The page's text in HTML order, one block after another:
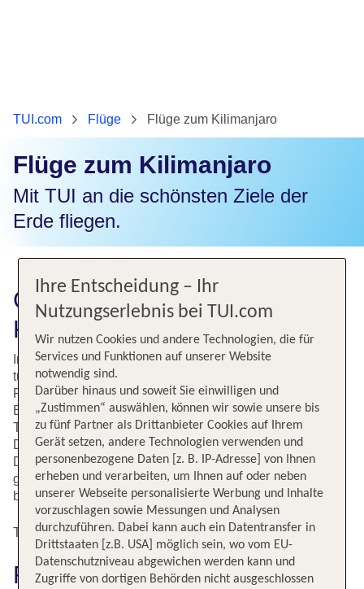
TUI.com Flüge Flüge zum Kilimanjaro
Flüge zum Kilimanjaro
Mit TUI an die schönsten Ziele der
Erde fliegen.
Günstige Flüge zum
Kilimanjaro
Im Osten von Tansania liegt das Kilimanjaro-Massiv. Auf
tui.com findest Du Flüge von von zehn deutschen
Flughäfen für Ihren Traumurlaub am Kilimanjaro.
Besonders günstig fliegst Du aktuell ab Frankfurt. Unser
Tipp: mit dem Zug-zum-Flug Ticket reist Du aus ganz
Deutschland günstig zu Ihrem Abflughafen an. Und wenn
Du vor Ort einen Mietwagen benötigst, sichere Dir doch
gleich einen bei der Flugbuchung. Was diese Region so
besonders macht, erfahrst Du in unserem Kurzporträt.
Top Flugangebote nach Kilimanjaro
Flug nach Kilimanjaro einfach
Ihre Entscheidung – Ihr
Nutzungserlebnis bei TUI.com
Wir nutzen Cookies und andere Technologien, die für
Services und Funktionen auf unserer Website
notwendig sind.
Darüber hinaus und soweit Sie einwilligen und
„Zustimmen“ auswählen, können wir sowie unsere bis
zu fünf Partner als Drittanbieter Cookies auf Ihrem
Gerät setzen, andere Technologien verwenden und
personenbezogene Daten [z. B. IP-Adresse] von Ihnen
erheben und verarbeiten, um Ihnen auf oder neben
unserer Webseite personalisierte Werbung und Inhalte
vorzuschlagen sowie Messungen und Analysen
durchzuführen. Dabei kann auch ein Datentransfer in
Drittstaaten [z.B. USA] möglich sein, wo vom EU-
Datenschutzniveau abgewichen werden kann und
Zugriffe von dortigen Behörden nicht ausgeschlossen